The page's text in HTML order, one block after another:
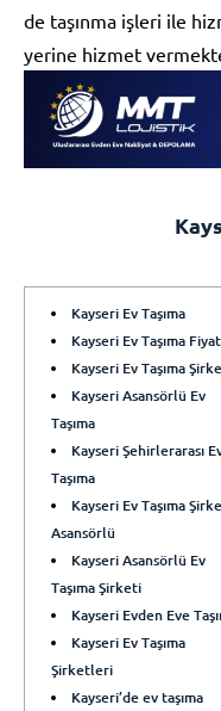
de taşınma işleri ile
yerine hizmet
Kayseri Ev Taşıma
Kayseri Ev Taşıma
Kayseri Ev Taşıma
Kayseri Asansörlü Ev
Taşıma
Kayseri Şehirlerarası
Taşıma
Kayseri Ev Taşıma
Asansörlü
Kayseri Asansörlü Ev
Taşıma Şirketi
Kayseri Evden Eve
Kayseri Ev Taşıma
Şirketleri
Kayseri’de ev taşıma